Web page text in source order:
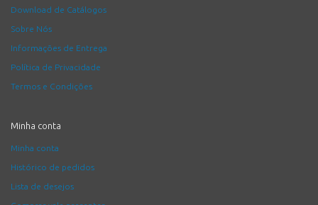
Download de Catálogos
Sobre Nós
Informações de Entrega
Política de Privacidade
Termos e Condições
Minha conta
Minha conta
Histórico de pedidos
Lista de desejos